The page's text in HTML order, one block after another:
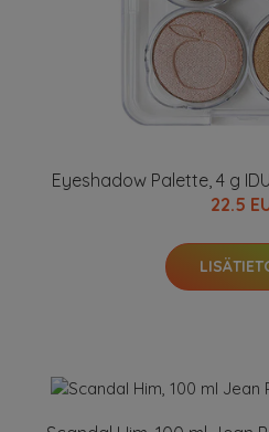
Eyeshadow Palette, 4 g
22.5